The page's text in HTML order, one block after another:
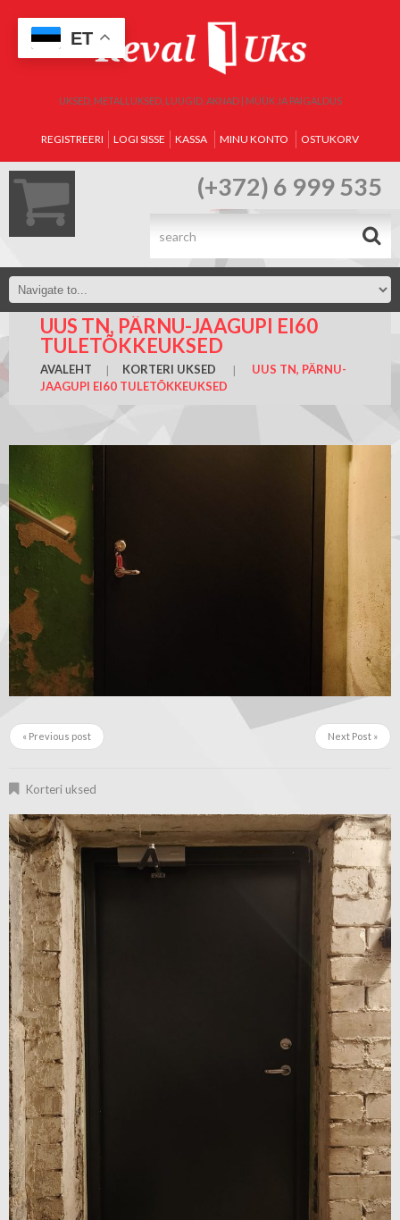
UKSED, METALLUKSED, LUUGID, AKNAD | MÜÜK JA PAIGALDUS
REGISTREERI LOGI SISSE KASSA MINU KONTO OSTUKORV
(+372) 6 999 535
UUS TN, PÄRNU-JAAGUPI EI60
TULETÕKKEUKSED
AVALEHT KORTERI UKSED
UUS TN, PÄRNU-
JAAGUPI EI60 TULETÕKKEUKSED
« Previous post Next Post »
Korteri uksed
ET